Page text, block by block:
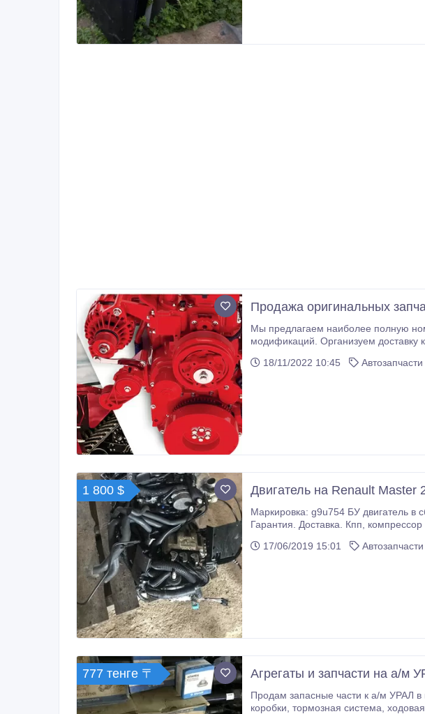
Продажа оригинальных
Мы предлагаем наиболее полную
модификаций. Организуем доставку
18/11/2022 10:45
Автозапчасти
1 800 $ Двигатель на Renault Master
Маркировка: g9u754 БУ двигатель в сборе, без пробега по РФ, ДВС протестирован, Мотор полностью исправен. В Минске.
Гарантия. Доставка. Кпп, компрессор кондиционера, генератор, стартер, Гур. Объем двигателя 2, 5 dci дизель Продажа по
17/06/2019 15:01
Автозапчасти
777 тенге 〒 Агрегаты и запчасти на а/м
Продам запасные части к а/м УРАЛ в
коробки, тормозная система, ходовая часть, полуоси, валы карданные, ступицы , расходники и прочее.) В наличии и под заказ.